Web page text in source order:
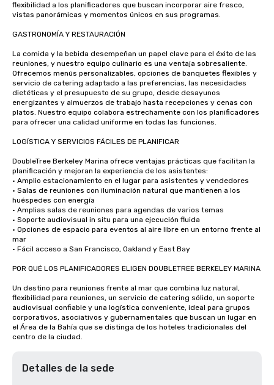
flexibilidad a los planificadores que buscan incorporar aire fresco,
vistas panorámicas y momentos únicos en sus programas.
GASTRONOMÍA Y RESTAURACIÓN
La comida y la bebida desempeñan un papel clave para el éxito de las
reuniones, y nuestro equipo culinario es una ventaja sobresaliente.
Ofrecemos menús personalizables, opciones de banquetes flexibles y
servicio de catering adaptado a las preferencias, las necesidades
dietéticas y el presupuesto de su grupo, desde desayunos
energizantes y almuerzos de trabajo hasta recepciones y cenas con
platos. Nuestro equipo colabora estrechamente con los planificadores
para ofrecer una calidad uniforme en todas las funciones.
LOGÍSTICA Y SERVICIOS FÁCILES DE PLANIFICAR
DoubleTree Berkeley Marina ofrece ventajas prácticas que facilitan la
planificación y mejoran la experiencia de los asistentes:
• Amplio estacionamiento en el lugar para asistentes y vendedores
• Salas de reuniones con iluminación natural que mantienen a los
huéspedes con energía
• Amplias salas de reuniones para agendas de varios temas
• Soporte audiovisual in situ para una ejecución fluida
• Opciones de espacio para eventos al aire libre en un entorno frente al
mar
• Fácil acceso a San Francisco, Oakland y East Bay
POR QUÉ LOS PLANIFICADORES ELIGEN DOUBLETREE BERKELEY MARINA
Un destino para reuniones frente al mar que combina luz natural,
flexibilidad para reuniones, un servicio de catering sólido, un soporte
audiovisual confiable y una logística conveniente, ideal para grupos
corporativos, asociativos y gubernamentales que buscan un lugar en
el Área de la Bahía que se distinga de los hoteles tradicionales del
centro de la ciudad.
Detalles de la sede